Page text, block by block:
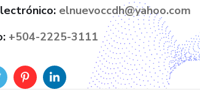
elnuevoccdh@yahoo.com
+504-2225-3111